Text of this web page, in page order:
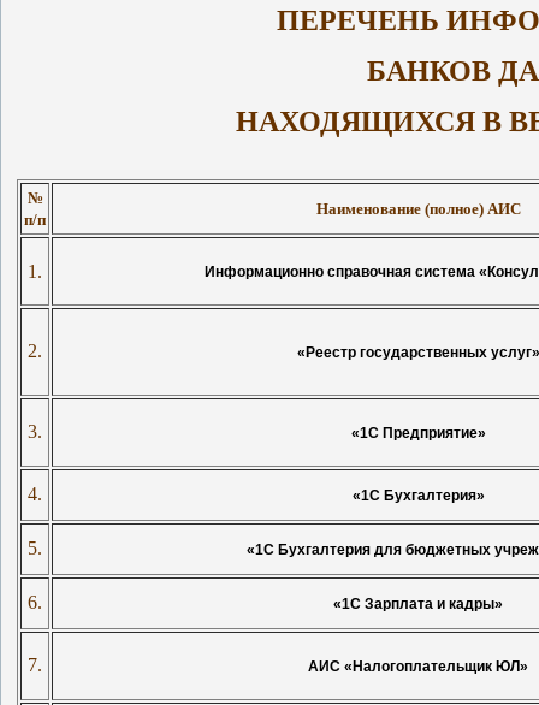
ПЕРЕЧЕНЬ
БАНКОВ
НАХОДЯЩИХСЯ В
№
п/п
Наименование (полное) АИС
1. Информационно справочная система
2. «Реестр государственных услуг»
3. «1С Предприятие»
4. «1С Бухгалтерия»
5. «1С Бухгалтерия для бюджетных
6. «1С Зарплата и кадры»
7. АИС «Налогоплательщик ЮЛ»